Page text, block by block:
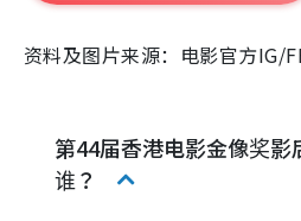
资料及图片来源：电影官方IG/
第44届香港电影金像奖影
谁？